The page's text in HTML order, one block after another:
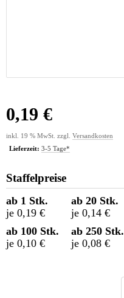
0,19 €
inkl. 19 % MwSt. zzgl. Versandkosten
Lieferzeit: 3-5 Tage*
Staffelpreise
ab 1 Stk.
je 0,19 €
ab 20 Stk.
je 0,14 €
ab 100 Stk.
je 0,10 €
ab 250 Stk.
je 0,08 €